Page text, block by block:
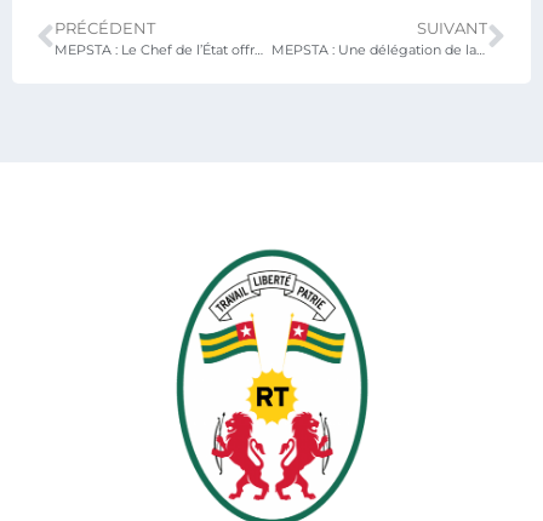
PRÉCÉDENT SUIVANT
MEPSTA : Une délégation de la Banque mondiale à l’EPP Agbonou CEET/F